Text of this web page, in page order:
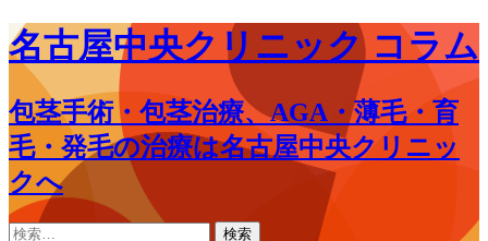
名古屋中央クリニック コラム
包茎手術・包茎治療、AGA・薄毛・育
毛・発毛の治療は名古屋中央クリニッ
クへ
コ
検